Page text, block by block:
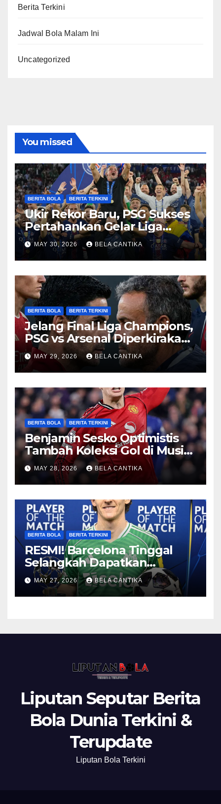
Berita Terkini
Jadwal Bola Malam Ini
Uncategorized
You missed
BERITA BOLA BERITA TERKINI
Ukir Rekor Baru, PSG Sukses
Pertahankan Gelar Liga
Champions
MAY 30, 2026 BELA CANTIKA
BERITA BOLA BERITA TERKINI
Jelang Final Liga Champions,
PSG vs Arsenal Diperkirakan
Sengit
MAY 29, 2026 BELA CANTIKA
BERITA BOLA BERITA TERKINI
Benjamin Sesko Optimistis
Tambah Koleksi Gol di Musim
2026/27
MAY 28, 2026 BELA CANTIKA
BERITA BOLA BERITA TERKINI
RESMI! Barcelona Tinggal
Selangkah Dapatkan
Anthony Gordon
MAY 27, 2026 BELA CANTIKA
Liputan Seputar Berita
Bola Dunia Terkini &
Terupdate
Liputan Bola Terkini